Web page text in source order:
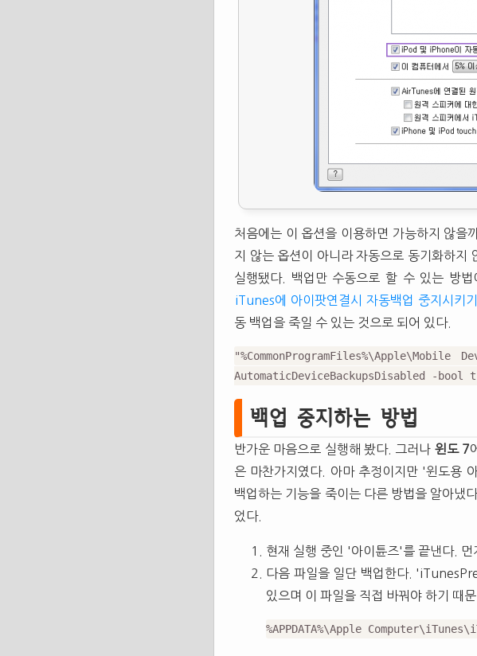
처음에는 이 옵션을 이용하면 가능하지 않을
지 않는 옵션이 아니라 자동으로 동기화하지
실행됐다. 백업만 수동으로 할 수 있는 방
iTunes에 아이팟연결시 자동백업 중지시키기
동 백업을 죽일 수 있는 것으로 되어 있다.
AutomaticDeviceBackupsDisabled -bool
백업 중지하는 방법
반가운 마음으로 실행해 봤다. 그러나 윈도 7
은 마찬가지였다. 아마 추정이지만 '윈도용
백업하는 기능을 죽이는 다른 방법을 알아냈
었다.
현재 실행 중인 '아이튠즈'를 끝낸다. 먼
다음 파일을 일단 백업한다.
있으며 이 파일을 직접 바꿔야 하기 때문
%APPDATA%\Apple